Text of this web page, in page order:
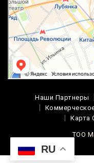
RU
Наши Партнеры
Карта
ТОО